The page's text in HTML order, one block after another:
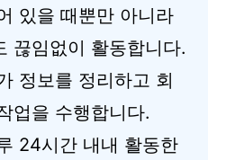
있을 때뿐만 아니라
끊임없이 활동합니다.
정보를 정리하고 회
업을 수행합니다.
24시간 내내 활동한